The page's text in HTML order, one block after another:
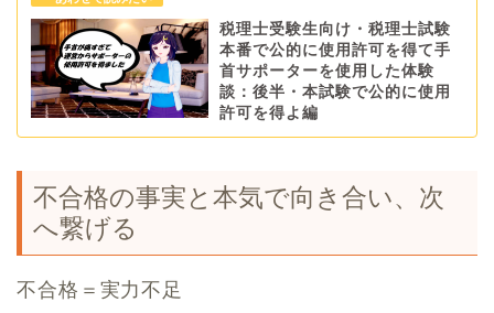
税理士受験生向け・税理士試験
本番で公的に使用許可を得て手
首サポーターを使用した体験
談：後半・本試験で公的に使用
許可を得よ編
不合格の事実と本気で向き合い、次
へ繋げる
不合格＝実力不足